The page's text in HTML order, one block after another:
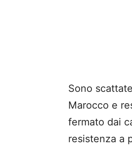
Sono
Marocco e
fermato dai
resistenza a